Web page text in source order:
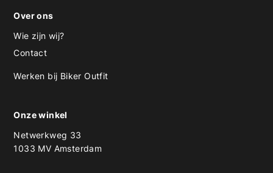
Over ons
Wie zijn wij?
Contact
Werken bij Biker Outfit
Onze winkel
Netwerkweg 33
1033 MV Amsterdam